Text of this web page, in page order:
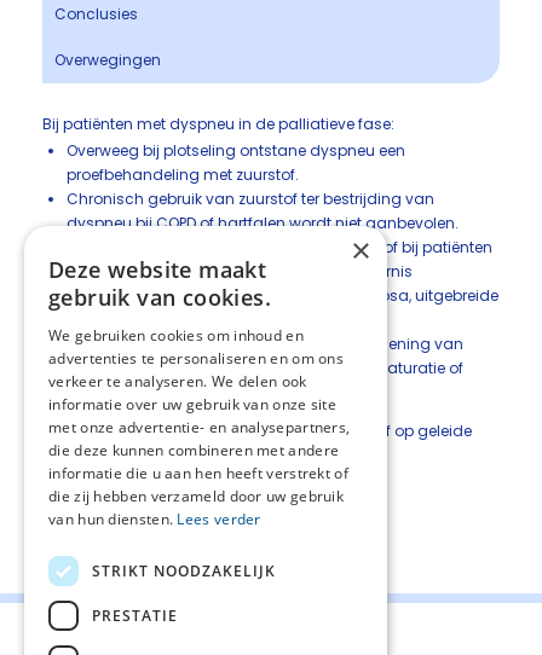
Conclusies
Overwegingen
Bij patiënten met dyspneu in de palliatieve fase:
Overweeg bij plotseling ontstane dyspneu een
proefbehandeling met zuurstof.
Chronisch gebruik van zuurstof ter bestrijding van
dyspneu bij COPD of hartfalen wordt niet aanbevolen.
Overweeg het chronisch gebruik van zuurstof bij patiënten
met dyspneu op basis van een diffusiestoornis
(bijvoorbeeld bij lymphangitis carcinomatosa, uitgebreide
Evalueer in alle gevallen het effect van toediening van
zuurstof op de dyspneu en niet op zuurstofsaturatie of
arteriële bloedgassen.
Continueer bij een klinische respons de zuurstof op geleide
van de klachten.
Deel deze pagina:
×
Deze website maakt
gebruik van cookies.
We gebruiken cookies om inhoud en
advertenties te personaliseren en om ons
verkeer te analyseren. We delen ook
informatie over uw gebruik van onze site
met onze advertentie- en analysepartners,
die deze kunnen combineren met andere
informatie die u aan hen heeft verstrekt of
die zij hebben verzameld door uw gebruik
van hun diensten. Lees verder
STRIKT NOODZAKELIJK
PRESTATIE